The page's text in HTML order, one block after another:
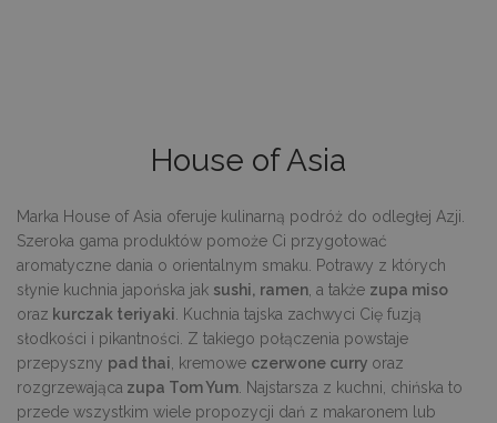
House of Asia
Marka House of Asia oferuje kulinarną podróż do odległej Azji.
Szeroka gama produktów pomoże Ci przygotować
aromatyczne dania o orientalnym smaku. Potrawy z których
słynie kuchnia japońska jak sushi, ramen , a także zupa miso
oraz kurczak teriyaki . Kuchnia tajska zachwyci Cię fuzją
słodkości i pikantności. Z takiego połączenia powstaje
przepyszny pad thai , kremowe czerwone curry oraz
rozgrzewająca zupa Tom Yum . Najstarsza z kuchni, chińska to
przede wszystkim wiele propozycji dań z makaronem lub